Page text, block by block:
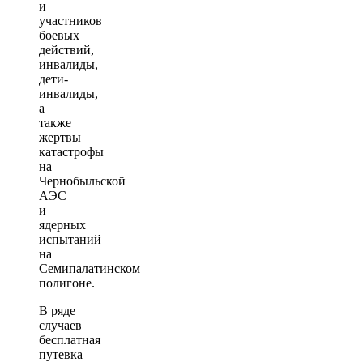
и
участников
боевых
действий,
инвалиды,
дети-
инвалиды,
а
также
жертвы
катастрофы
на
Чернобыльской
АЭС
и
ядерных
испытаний
на
Семипалатинском
полигоне.
В ряде
случаев
бесплатная
путевка